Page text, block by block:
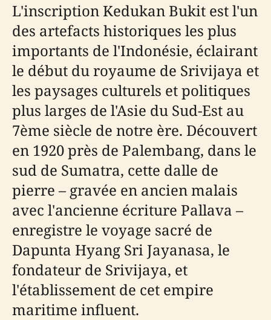
L'inscription Kedukan Bukit est l'un
des artefacts historiques les plus
importants de l'Indonésie, éclairant
le début du royaume de Srivijaya et
les paysages culturels et politiques
plus larges de l'Asie du Sud-Est au
7ème siècle de notre ère. Découvert
en 1920 près de Palembang, dans le
sud de Sumatra, cette dalle de
pierre – gravée en ancien malais
avec l'ancienne écriture Pallava –
enregistre le voyage sacré de
Dapunta Hyang Sri Jayanasa, le
fondateur de Srivijaya, et
l'établissement de cet empire
maritime influent.